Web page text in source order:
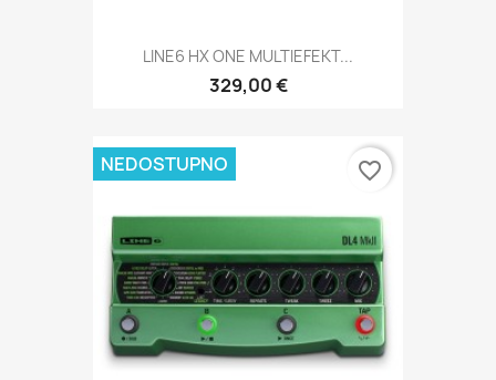
LINE6 HX ONE MULTIEFEKT...
329,00 €
NEDOSTUPNO favorite_border